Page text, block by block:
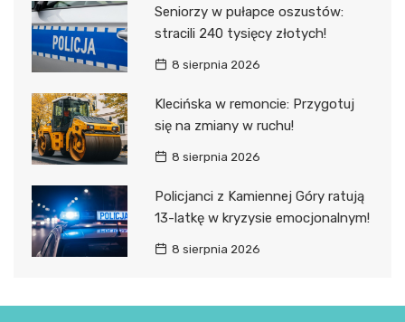
Seniorzy w pułapce oszustów:
stracili 240 tysięcy złotych!
8 sierpnia 2026
Klecińska w remoncie: Przygotuj
się na zmiany w ruchu!
8 sierpnia 2026
Policjanci z Kamiennej Góry ratują
13-latkę w kryzysie emocjonalnym!
8 sierpnia 2026